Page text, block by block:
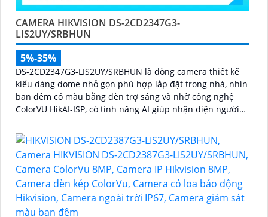
CAMERA HIKVISION DS-2CD2347G3-
LIS2UY/SRBHUN
5%-35%
DS-2CD2347G3-LIS2UY/SRBHUN là dòng camera thiết kế
kiểu dáng dome nhỏ gọn phù hợp lắp đặt trong nhà, nhìn
ban đêm có màu bằng đèn trợ sáng và nhờ công nghệ
ColorVU HikAI-ISP, có tính năng AI giúp nhận diện người